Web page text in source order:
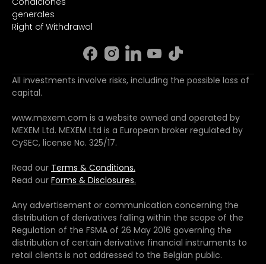
generales
Right of Withdrawal
All investments involve risks, including the possible loss of
capital.
www.mexem.com is a website owned and operated by
MEXEM Ltd. MEXEM Ltd is a European broker regulated by
CySEC, license No. 325/17.
Read our Terms & Conditions.
Read our Forms & Disclosures.
Any advertisement or communication concerning the
distribution of derivatives falling within the scope of the
Regulation of the FSMA of 26 May 2016 governing the
distribution of certain derivative financial instruments to
retail clients is not addressed to the Belgian public.